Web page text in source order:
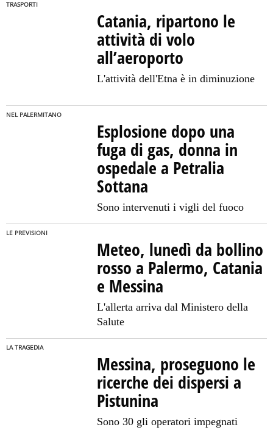
TRASPORTI
Catania, ripartono le
attività di volo
all’aeroporto
L'attività dell'Etna è in diminuzione
NEL PALERMITANO
Esplosione dopo una
fuga di gas, donna in
ospedale a Petralia
Sottana
Sono intervenuti i vigli del fuoco
LE PREVISIONI
Meteo, lunedì da bollino
rosso a Palermo, Catania
e Messina
L'allerta arriva dal Ministero della
Salute
LA TRAGEDIA
Messina, proseguono le
ricerche dei dispersi a
Pistunina
Sono 30 gli operatori impegnati